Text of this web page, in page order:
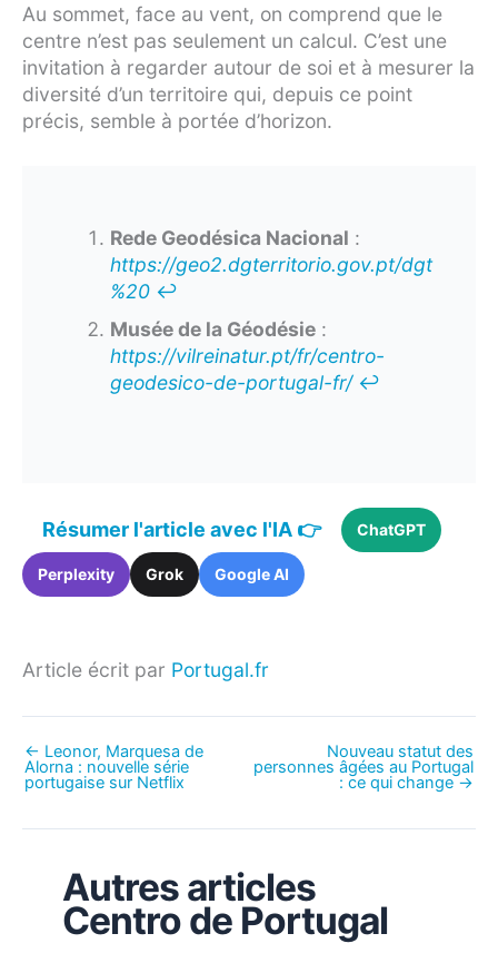
Au sommet, face au vent, on comprend que le
centre n’est pas seulement un calcul. C’est une
invitation à regarder autour de soi et à mesurer la
diversité d’un territoire qui, depuis ce point
précis, semble à portée d’horizon.
Rede Geodésica Nacional :
https://geo2.dgterritorio.gov.pt/dgt
%20 ↩︎
Musée de la Géodésie:
https://vilreinatur.pt/fr/centro-
geodesico-de-portugal-fr/ ↩︎
Résumer l'article avec l'IA 👉 ChatGPT
Perplexity Grok Google AI
Article écrit par Portugal.fr
← Leonor, Marquesa de
Alorna : nouvelle série
portugaise sur Netflix
Nouveau statut des
personnes âgées au Portugal
: ce qui change→
Autres articles
Centro de Portugal